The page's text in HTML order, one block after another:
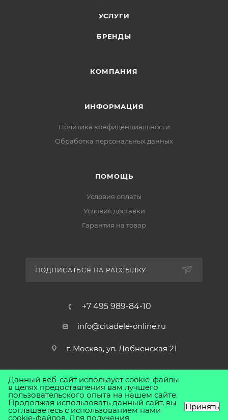
УСЛУГИ
БРЕНДЫ
КОМПАНИЯ
ИНФОРМАЦИЯ
Политика конфиденциальности
Обработка персональных данных
ПОМОЩЬ
Условия оплаты
Условия доставки
Гарантия на товар
ПОДПИСАТЬСЯ НА РАССЫЛКУ
+7 495 989-84-10
info@citadele-online.ru
г. Москва, ул. Лобненская 21
Данный веб-сайт использует cookie-файлы
в целях предоставления вам лучшего
пользовательского опыта на нашем сайте.
Продолжая использовать данный сайт, вы
соглашаетесь с использованием нами
cookie-файлов. Для получения
Принять